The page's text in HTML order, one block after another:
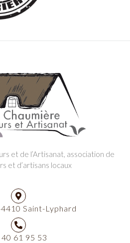
et de l’Artisanat, association de
et d’artisans locaux
Saint-Lyphard
61 95 53